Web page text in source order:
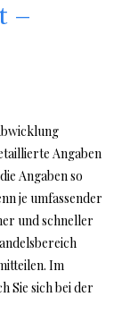
–
Angaben
Angaben so
je umfassender
und schneller
Im
Sie sich bei der